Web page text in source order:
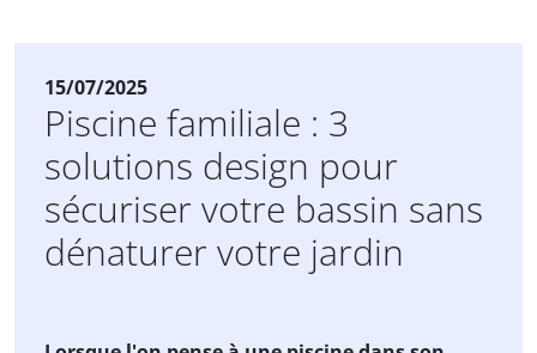
15/07/2025
Piscine familiale : 3
solutions design pour
sécuriser votre bassin sans